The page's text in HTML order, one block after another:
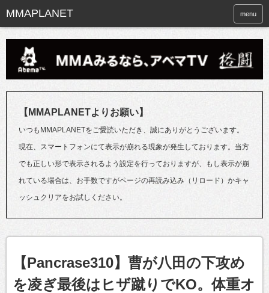
menu
【MMAPLANETよりお願い】
いつもMMAPLANETをご愛読いただき、誠にありがとうございます。
現在、スマートフォンにて表示が崩れる現象が発生しております。当方
でも正しい形で表示されるよう設定を行っておりますが、もし表示が崩
れている場合は、お手数ですがページの再読み込み（リロード）かキャ
ッシュクリアをお試しください。
【Pancrase310】曹が八田の下攻め
を凌ぎ最後はヒザ蹴りでKO。体重オ